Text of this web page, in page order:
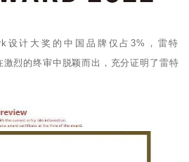
设计大奖的中国品牌仅占3%，雷特
烈的终审中脱颖而出，充分证明了雷特